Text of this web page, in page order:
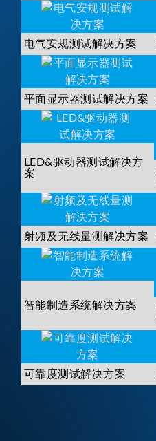
电气安规测试解决方案
平面显示器测试解决方案
LED&驱动器测试解决方
案
射频及无线量测解决方案
智能制造系统解决方案
可靠度测试解决方案